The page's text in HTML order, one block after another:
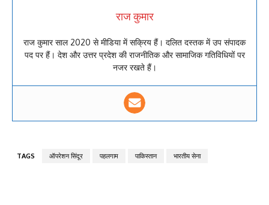
राज कुमार
राज कुमार साल 2020 से मीडिया में सक्रिय हैं। दलित दस्तक में उप संपादक
पद पर हैं। देश और उत्तर प्रदेश की राजनीतिक और सामाजिक गतिविधियों पर
नजर रखते हैं।
TAGS ऑपरेशन सिंदूर पहलगाम पाकिस्तान भारतीय सेना